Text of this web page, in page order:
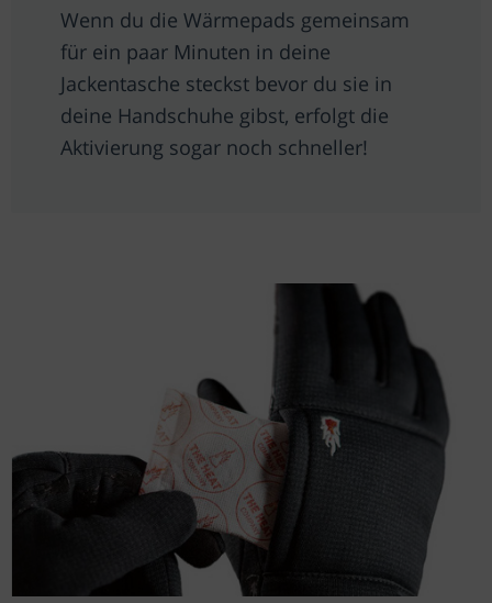
Wenn du die Wärmepads gemeinsam
für ein paar Minuten in deine
Jackentasche steckst bevor du sie in
deine Handschuhe gibst, erfolgt die
Aktivierung sogar noch schneller!